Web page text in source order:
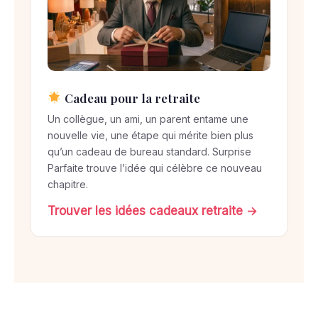
Cadeau pour la retraite
Un collègue, un ami, un parent entame une
nouvelle vie, une étape qui mérite bien plus
qu’un cadeau de bureau standard. Surprise
Parfaite trouve l’idée qui célèbre ce nouveau
chapitre.
Trouver les idées cadeaux retraite →